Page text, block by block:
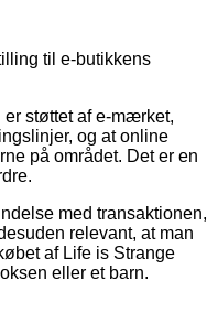
til e-butikkens
støttet af e-mærket,
og at online
på området. Det er en
med transaktionen,
relevant, at man
af Life is Strange
eller et barn.